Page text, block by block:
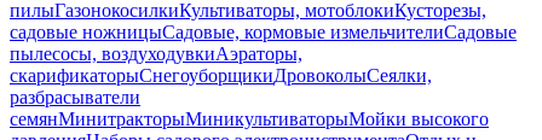
пилыГазонокосилкиКультиваторы, мотоблокиКусторезы,
садовые ножницыСадовые, кормовые измельчителиСадовые
пылесосы, воздуходувкиАэраторы,
скарификаторыСнегоуборщикиДровоколыСеялки,
разбрасыватели
семянМинитракторыМиникультиваторыМойки высокого